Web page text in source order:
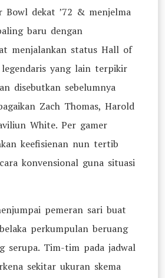
Bowl dekat ’72 & menjelma
baru dengan
menjalankan status Hall of
yang lain terpikir
disebutkan sebelumnya
Zach Thomas, Harold
White. Per gamer
keefisienan nun tertib
konvensional guna situasi
pemeran sari buat
perkumpulan beruang
serupa. Tim-tim pada jadwal
sekitar ukuran skema